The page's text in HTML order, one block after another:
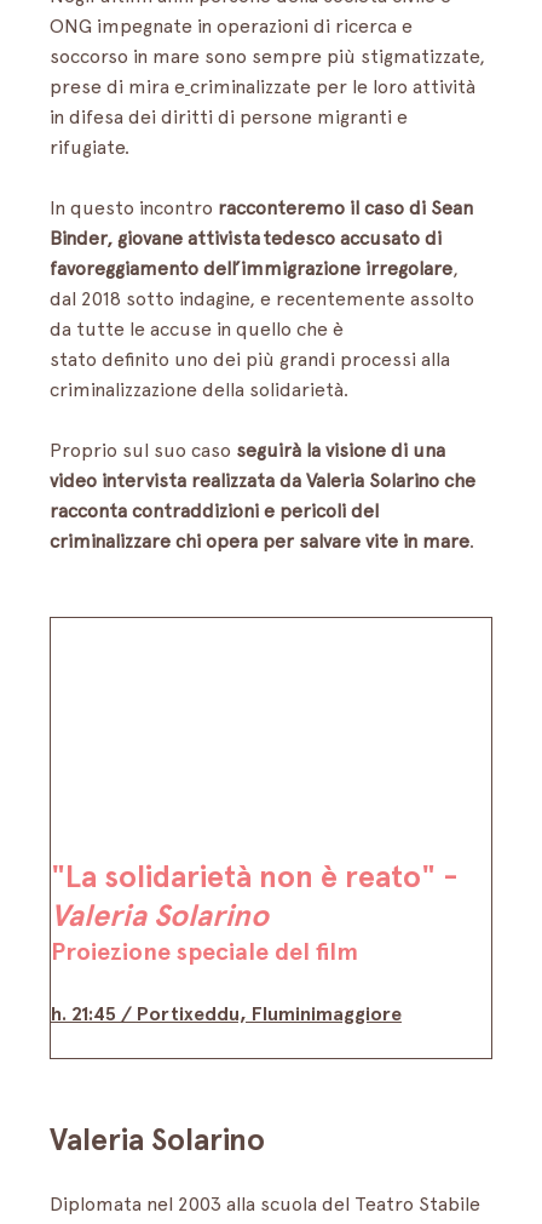
ONG impegnate in operazioni di ricerca e
soccorso in mare sono sempre più stigmatizzate,
prese di mira e criminalizzate per le loro attività
in difesa dei diritti di persone migranti e
rifugiate.
In questo incontro racconteremo il caso di Sean
Binder, giovane attivista tedesco accusato di
favoreggiamento dell’immigrazione irregolare,
dal 2018 sotto indagine, e recentemente assolto
da tutte le accuse in quello che è
stato definito uno dei più grandi processi alla
criminalizzazione della solidarietà.
Proprio sul suo caso seguirà la visione di una
video intervista realizzata da Valeria Solarino che
racconta contraddizioni e pericoli del
criminalizzare chi opera per salvare vite in mare.
"La solidarietà non è reato" -
Valeria Solarino
Proiezione speciale del film
h. 21:45 / Portixeddu, Fluminimaggiore
Valeria Solarino
Diplomata nel 2003 alla scuola del Teatro Stabile